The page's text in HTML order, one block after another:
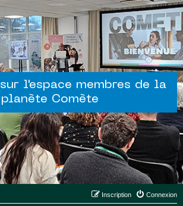
l'espace membres de la
planète Comète
Connexion
Inscription